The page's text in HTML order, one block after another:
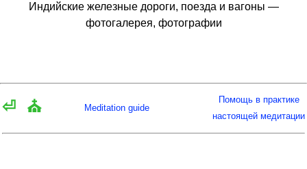
Индийские железные дороги, поезда и вагоны —
фотогалерея, фотографии
⏎ ⛪ Meditation guide
Помощь в практике
настоящей медитации